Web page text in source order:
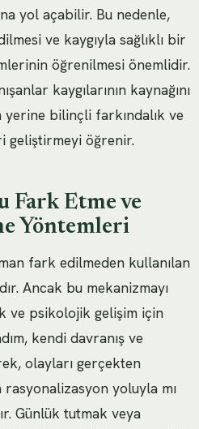
yol açabilir. Bu nedenle,
ve kaygıyla sağlıklı bir
öğrenilmesi önemlidir.
kaygılarının kaynağını
bilinçli farkındalık ve
geliştirmeyi öğrenir.
Fark Etme ve
Yöntemleri
fark edilmeden kullanılan
Ancak bu mekanizmayı
ve psikolojik gelişim için
kendi davranış ve
olayları gerçekten
yoluyla mı
Günlük tutmak veya